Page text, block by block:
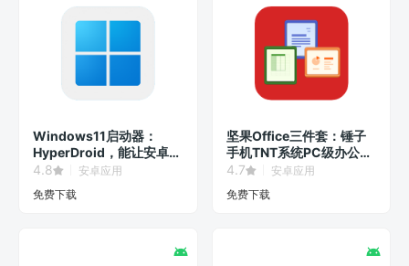
Windows11启动器：
HyperDroid，能让安卓系
统秒变Win11界面！
4.8
安卓应用
免费下载
坚果Office三件套：锤子
手机TNT系统PC级办公软
件！
4.7
安卓应用
免费下载